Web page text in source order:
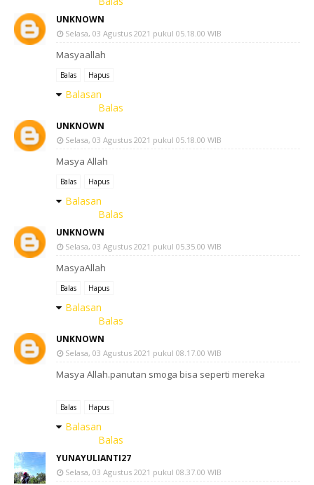
UNKNOWN
Selasa, 03 Agustus 2021 pukul 05.18.00 WIB
Masyaallah
Balas Hapus
Balasan
Balas
UNKNOWN
Selasa, 03 Agustus 2021 pukul 05.18.00 WIB
Masya Allah
Balas Hapus
Balasan
Balas
UNKNOWN
Selasa, 03 Agustus 2021 pukul 05.35.00 WIB
MasyaAllah
Balas Hapus
Balasan
Balas
UNKNOWN
Selasa, 03 Agustus 2021 pukul 08.17.00 WIB
Masya Allah.panutan smoga bisa seperti mereka
Balas Hapus
Balasan
Balas
YUNAYULIANTI27
Selasa, 03 Agustus 2021 pukul 08.37.00 WIB